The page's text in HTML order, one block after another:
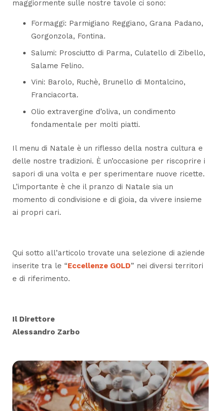
maggiormente sulle nostre tavole ci sono:
Formaggi: Parmigiano Reggiano, Grana Padano,
Gorgonzola, Fontina.
Salumi: Prosciutto di Parma, Culatello di Zibello,
Salame Felino.
Vini: Barolo, Ruchè, Brunello di Montalcino,
Franciacorta.
Olio extravergine d’oliva, un condimento
fondamentale per molti piatti.
Il menu di Natale è un riflesso della nostra cultura e
delle nostre tradizioni. È un’occasione per riscoprire i
sapori di una volta e per sperimentare nuove ricette.
L’importante è che il pranzo di Natale sia un
momento di condivisione e di gioia, da vivere insieme
ai propri cari.
Qui sotto all’articolo trovate una selezione di aziende
inserite tra le “Eccellenze GOLD” nei diversi territori
e di riferimento.
Il Direttore
Alessandro Zarbo